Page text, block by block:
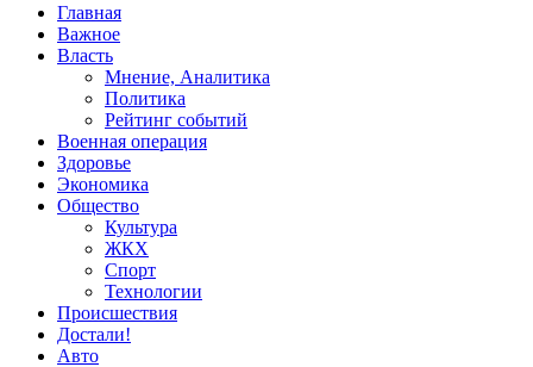
Главная
Важное
Власть
Мнение, Аналитика
Политика
Рейтинг событий
Военная операция
Здоровье
Экономика
Общество
Культура
ЖКХ
Спорт
Технологии
Происшествия
Достали!
Авто